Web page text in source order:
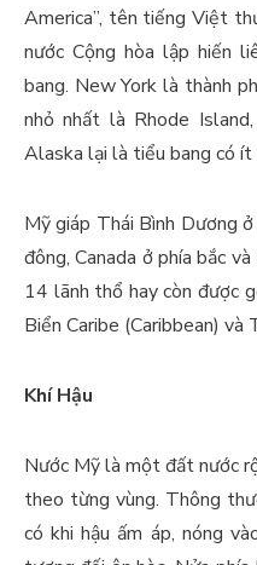
America”, tên tiếng Việt
nước Cộng hòa lập hiến
bang. New York là thành
nhỏ nhất là Rhode
Alaska lại là tiểu bang có ít
Mỹ giáp Thái Bình Dương
đông, Canada ở phía bắc
14 lãnh thổ hay còn được
Biển Caribe (Caribbean) và
Khí Hậu
Nước Mỹ là một đất nước
theo từng vùng. Thông
có khi hậu ấm áp, nóng